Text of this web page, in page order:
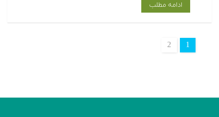
ادامه مطلب
1
2